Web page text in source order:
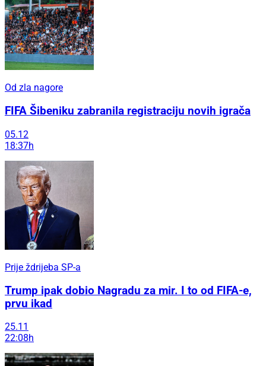
Od zla nagore
FIFA Šibeniku zabranila registraciju novih igrača
05.12
18:37h
Prije ždrijeba SP-a
Trump ipak dobio Nagradu za mir. I to od FIFA-e,
prvu ikad
25.11
22:08h